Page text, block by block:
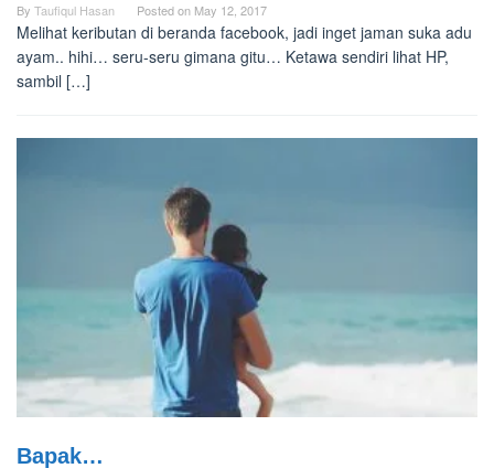
By Taufiqul Hasan Posted on May 12, 2017
Melihat keributan di beranda facebook, jadi inget jaman suka adu
ayam.. hihi… seru-seru gimana gitu… Ketawa sendiri lihat HP,
sambil […]
Bapak…